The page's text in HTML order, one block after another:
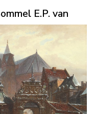
E.P. van